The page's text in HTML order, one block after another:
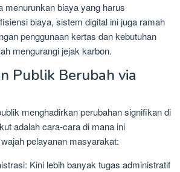
menurunkan biaya yang harus
biaya, sistem digital ini juga ramah
penggunaan kertas dan kebutuhan
mengurangi jejak karbon.
Publik Berubah via
menghadirkan perubahan signifikan di
adalah cara-cara di mana ini
pelayanan masyarakat:
Kini lebih banyak tugas administratif